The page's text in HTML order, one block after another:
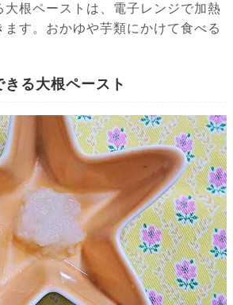
大根ペーストは、電子レンジで加熱
ます。おかゆや芋類にかけて食べる
る大根ペースト